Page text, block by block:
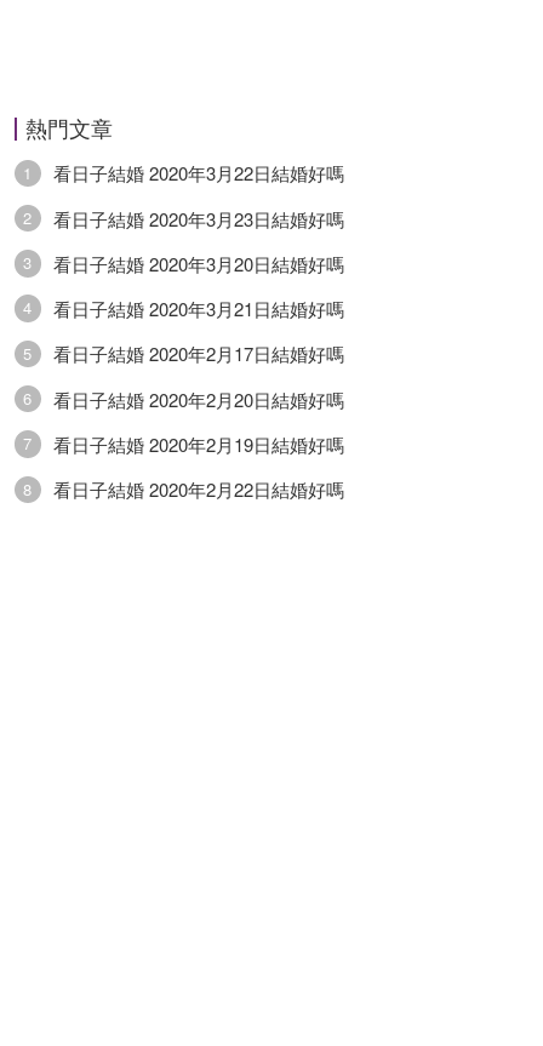
熱門文章
1 看日子結婚 2020年3月22日結婚好嗎
2 看日子結婚 2020年3月23日結婚好嗎
3 看日子結婚 2020年3月20日結婚好嗎
4 看日子結婚 2020年3月21日結婚好嗎
5 看日子結婚 2020年2月17日結婚好嗎
6 看日子結婚 2020年2月20日結婚好嗎
7 看日子結婚 2020年2月19日結婚好嗎
8 看日子結婚 2020年2月22日結婚好嗎